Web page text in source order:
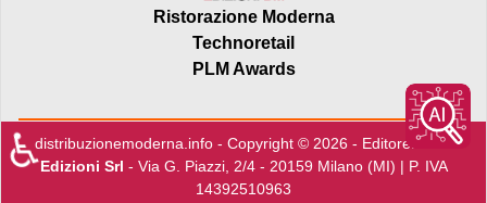
Ristorazione Moderna
Technoretail
PLM Awards
distribuzionemoderna.info - Copyright © 2026 - Editore:Edra
Edizioni Srl - Via G. Piazzi, 2/4 - 20159 Milano (MI) | P. IVA
14392510963